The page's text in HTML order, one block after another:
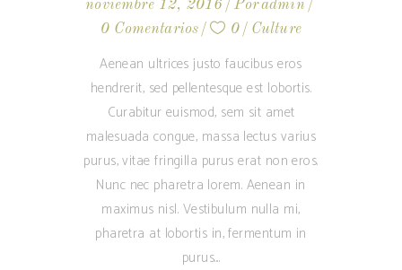
noviembre 12, 2016 Poradmin
0 Comentarios
0 Culture
Aenean ultrices justo faucibus eros
hendrerit, sed pellentesque est lobortis.
Curabitur euismod, sem sit amet
malesuada congue, massa lectus varius
purus, vitae fringilla purus erat non eros.
Nunc nec pharetra lorem. Aenean in
maximus nisl. Vestibulum nulla mi,
pharetra at lobortis in, fermentum in
purus.